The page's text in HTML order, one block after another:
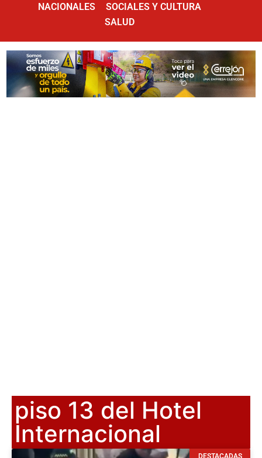
NACIONALES
SOCIALES Y CULTURA
SALUD
piso 13 del Hotel
Internacional
DESTACADAS